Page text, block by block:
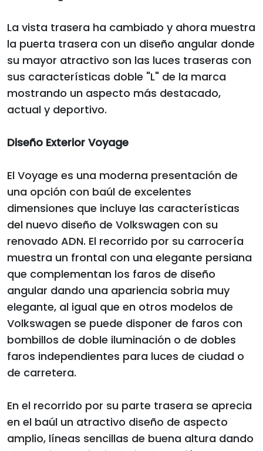
La vista trasera ha cambiado y ahora muestra
la puerta trasera con un diseño angular donde
su mayor atractivo son las luces traseras con
sus características doble "L" de la marca
mostrando un aspecto más destacado,
actual y deportivo.
Diseño Exterior Voyage
El Voyage es una moderna presentación de
una opción con baúl de excelentes
dimensiones que incluye las características
del nuevo diseño de Volkswagen con su
renovado ADN. El recorrido por su carrocería
muestra un frontal con una elegante persiana
que complementan los faros de diseño
angular dando una apariencia sobria muy
elegante, al igual que en otros modelos de
Volkswagen se puede disponer de faros con
bombillos de doble iluminación o de dobles
faros independientes para luces de ciudad o
de carretera.
En el recorrido por su parte trasera se aprecia
en el baúl un atractivo diseño de aspecto
amplio, líneas sencillas de buena altura dando